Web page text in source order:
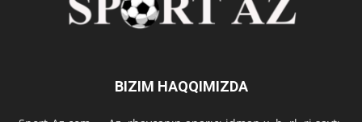
BIZIM HAQQIMIZDA